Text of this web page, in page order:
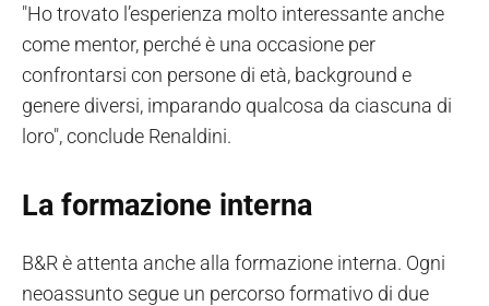
"Ho trovato l’esperienza molto interessante anche
come mentor, perché è una occasione per
confrontarsi con persone di età, background e
genere diversi, imparando qualcosa da ciascuna di
loro", conclude Renaldini.
La formazione interna
B&R è attenta anche alla formazione interna. Ogni
neoassunto segue un percorso formativo di due